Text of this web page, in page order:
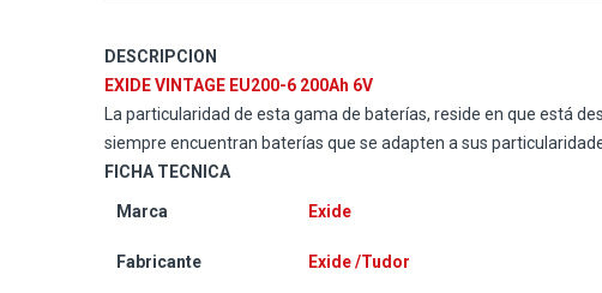
DESCRIPCION
EXIDE VINTAGE EU200-6 200Ah 6V
La particularidad de esta gama de baterías, reside en que está
siempre encuentran baterías que se adapten a sus
FICHA TECNICA
Marca Exide
Fabricante Exide /Tudor